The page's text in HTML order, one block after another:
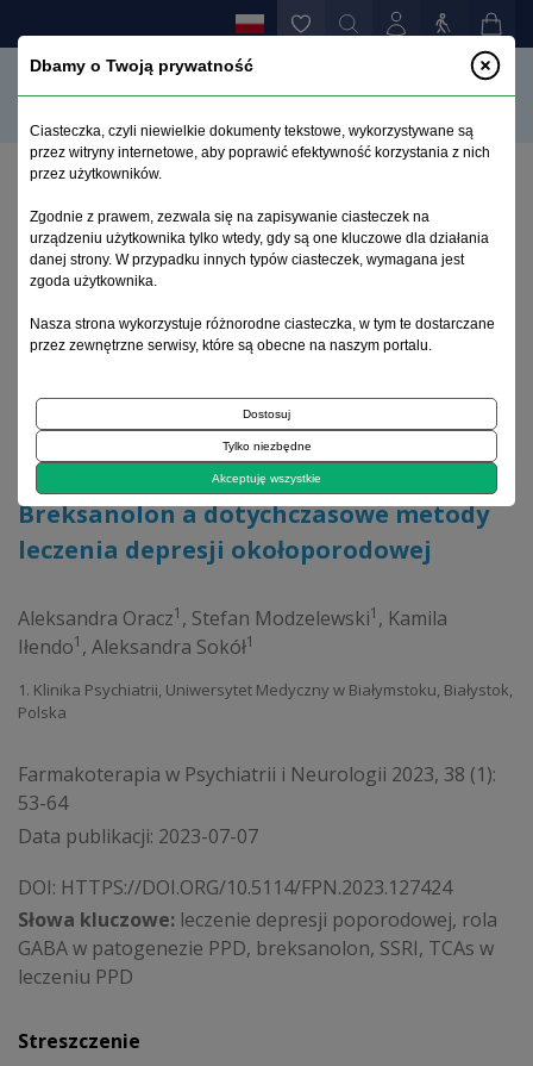
Breksanolon a dotychczasowe metody leczenia
depresji okołoporodowej
Archiwum 1995–2023
2023, tom 39, zeszyt 1
Artykuł poglądowy
Breksanolon a dotychczasowe metody
leczenia depresji okołoporodowej
Aleksandra Oracz1 , Stefan Modzelewski1 , Kamila
Iłendo1 , Aleksandra Sokół1
1. Klinika Psychiatrii, Uniwersytet Medyczny w Białymstoku, Białystok,
Polska
Farmakoterapia w Psychiatrii i Neurologii 2023, 38 (1):
53-64
Data publikacji: 2023-07-07
DOI: HTTPS://DOI.ORG/10.5114/FPN.2023.127424
Słowa kluczowe: leczenie depresji poporodowej, rola
GABA w patogenezie PPD, breksanolon, SSRI, TCAs w
leczeniu PPD
Streszczenie
Dbamy o Twoją prywatność
Ciasteczka, czyli niewielkie dokumenty tekstowe, wykorzystywane są
przez witryny internetowe, aby poprawić efektywność korzystania z nich
przez użytkowników.
Zgodnie z prawem, zezwala się na zapisywanie ciasteczek na
urządzeniu użytkownika tylko wtedy, gdy są one kluczowe dla działania
danej strony. W przypadku innych typów ciasteczek, wymagana jest
zgoda użytkownika.
Nasza strona wykorzystuje różnorodne ciasteczka, w tym te dostarczane
przez zewnętrzne serwisy, które są obecne na naszym portalu.
Dostosuj
Tylko niezbędne
Akceptuję wszystkie